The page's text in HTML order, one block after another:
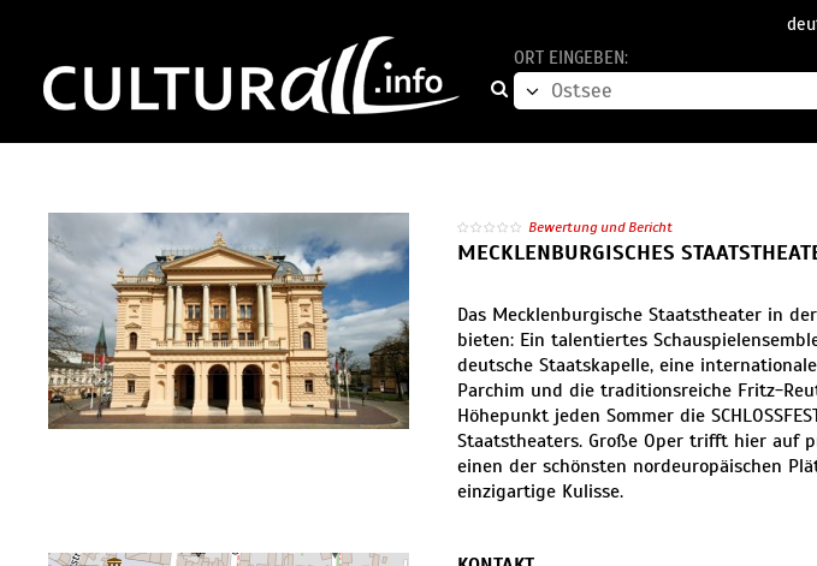
ORT EINGEBEN:
Bewertung und Bericht
MECKLENBURGISCHES
Das Mecklenburgische Staatstheater in
bieten: Ein talentiertes
deutsche Staatskapelle, eine
Parchim und die traditionsreiche Fritz-
Höhepunkt jeden Sommer die
Staatstheaters. Große Oper trifft hier auf
einen der schönsten nordeuropäischen
einzigartige Kulisse.